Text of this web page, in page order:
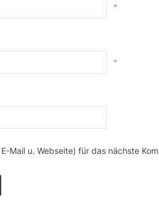
*
*
Mail u. Webseite) für das nächste